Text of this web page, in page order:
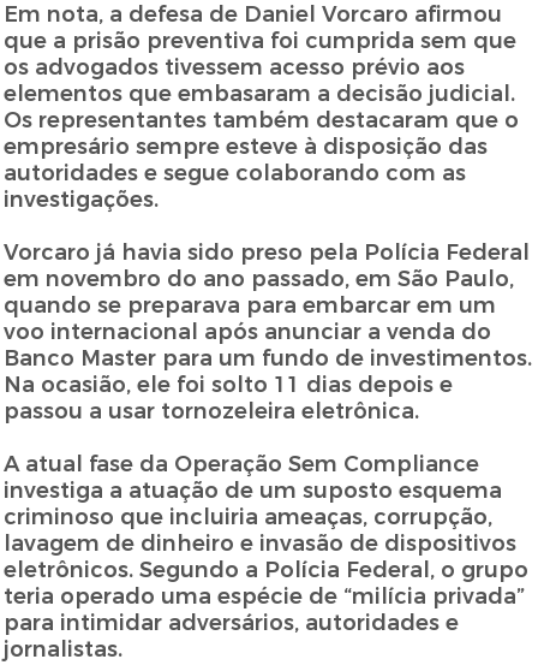
Em nota, a defesa de Daniel Vorcaro afirmou
que a prisão preventiva foi cumprida sem que
os advogados tivessem acesso prévio aos
elementos que embasaram a decisão judicial.
Os representantes também destacaram que o
empresário sempre esteve à disposição das
autoridades e segue colaborando com as
investigações.
Vorcaro já havia sido preso pela Polícia Federal
em novembro do ano passado, em São Paulo,
quando se preparava para embarcar em um
voo internacional após anunciar a venda do
Banco Master para um fundo de investimentos.
Na ocasião, ele foi solto 11 dias depois e
passou a usar tornozeleira eletrônica.
A atual fase da Operação Sem Compliance
investiga a atuação de um suposto esquema
criminoso que incluiria ameaças, corrupção,
lavagem de dinheiro e invasão de dispositivos
eletrônicos. Segundo a Polícia Federal, o grupo
teria operado uma espécie de “milícia privada”
para intimidar adversários, autoridades e
jornalistas.